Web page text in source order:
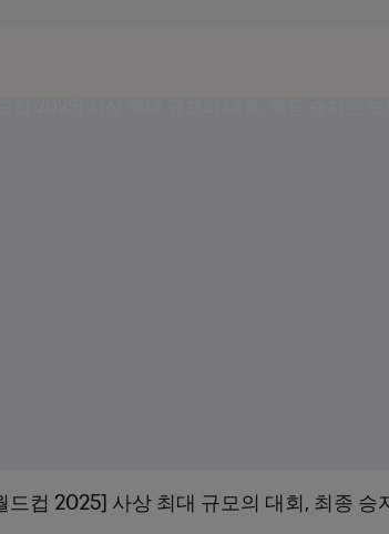
드컵 2025] 사상 최대 규모의 대회, 최종 승